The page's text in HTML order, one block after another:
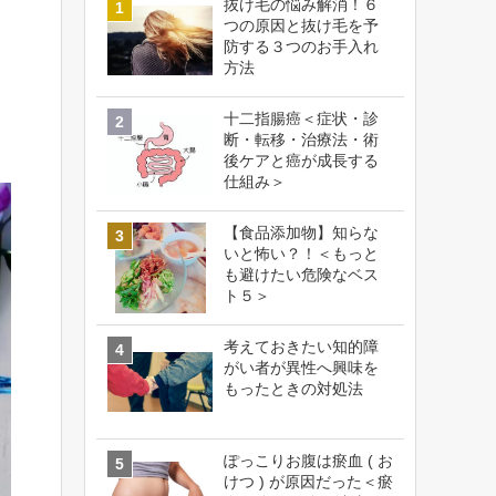
抜け毛の悩み解消！６
つの原因と抜け毛を予
防する３つのお手入れ
方法
十二指腸癌＜症状・診
断・転移・治療法・術
後ケアと癌が成長する
仕組み＞
【食品添加物】知らな
いと怖い？！＜もっと
も避けたい危険なベス
ト５＞
考えておきたい知的障
がい者が異性へ興味を
もったときの対処法
ぽっこりお腹は瘀血 ( お
けつ ) が原因だった＜瘀